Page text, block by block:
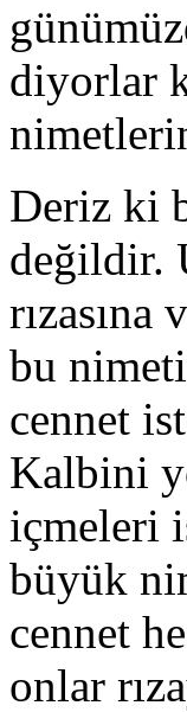
diyorlar
Deriz ki
değildir.
rızasına
bu
cennet
Kalbini
içmeleri
büyük
cennet
onlar